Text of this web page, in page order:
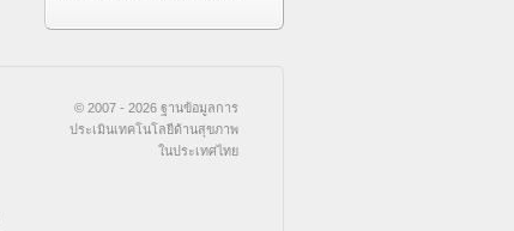
© 2007 - 2026 ฐานข้อมูลการ
ประเมินเทคโนโลยีด้านสุขภาพ
ในประเทศไทย